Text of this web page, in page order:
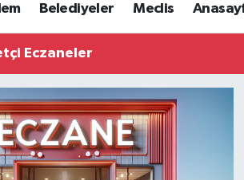
Belediyeler Meclis
Eczaneler
Durumu ve Fikstür
Haberleri